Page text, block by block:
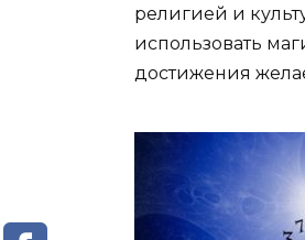
религией и
использовать
достижения